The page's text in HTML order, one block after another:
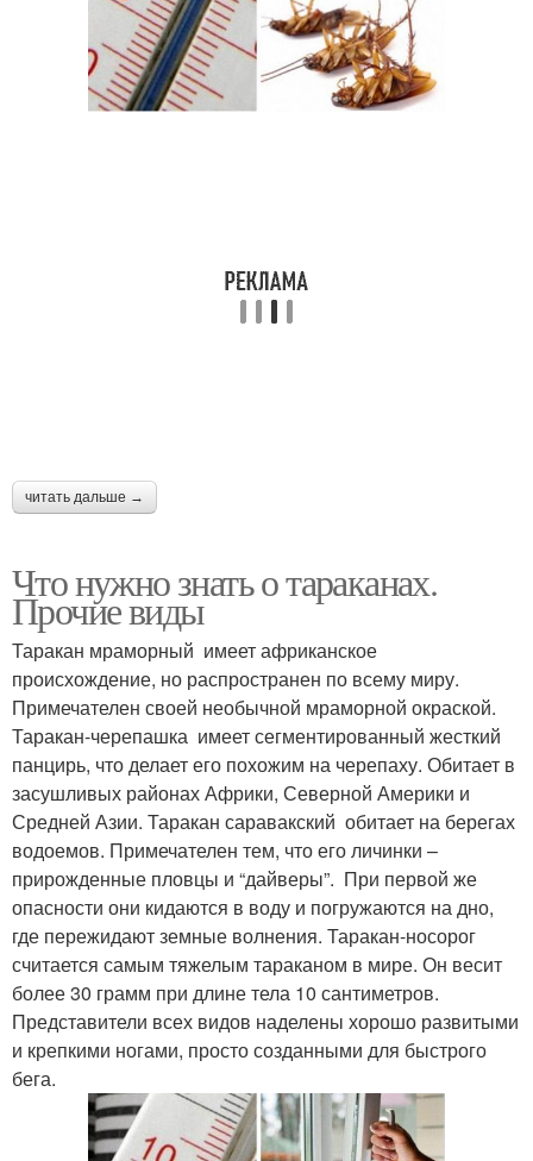
Таракан в квартире
Действия против
тараканов
читать дальше →
Что нужно знать о тараканах.
Прочие виды
Таракан мраморный имеет африканское
происхождение, но распространен по всему миру.
Примечателен своей необычной мраморной окраской.
Таракан-черепашка имеет сегментированный жесткий
панцирь, что делает его похожим на черепаху. Обитает в
засушливых районах Африки, Северной Америки и
Средней Азии. Таракан саравакский обитает на берегах
водоемов. Примечателен тем, что его личинки –
прирожденные пловцы и “дайверы”. При первой же
опасности они кидаются в воду и погружаются на дно,
где пережидают земные волнения. Таракан-носорог
считается самым тяжелым тараканом в мире. Он весит
более 30 грамм при длине тела 10 сантиметров.
Представители всех видов наделены хорошо развитыми
и крепкими ногами, просто созданными для быстрого
бега.